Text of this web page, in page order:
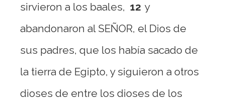
sirvieron a los baales, 12 y
abandonaron al SEÑOR, el Dios de
sus padres, que los había sacado de
la tierra de Egipto, y siguieron a otros
dioses de entre los dioses de los